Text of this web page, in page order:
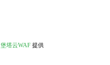
堡塔云WAF 提供